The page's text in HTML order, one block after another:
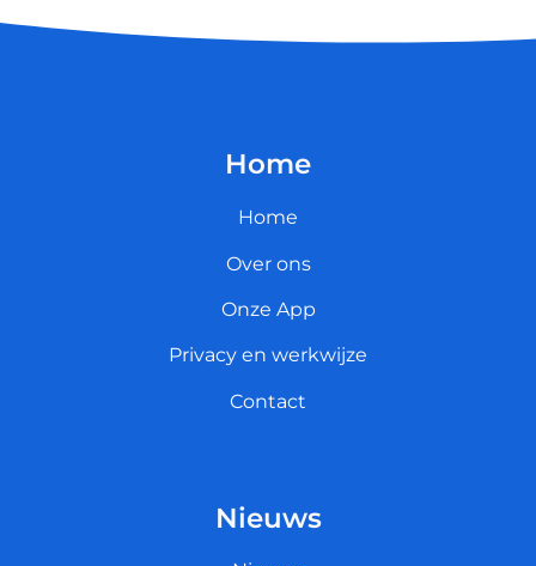
Home
Home
Over ons
Onze App
Privacy en werkwijze
Contact
Nieuws